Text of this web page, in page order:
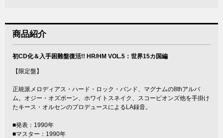
商品紹介
初CD化＆入手困難盤復活!! HR/HM VOL.5：世界15カ国編
【限定盤】
正統派メロディアス・ハード・ロック・バンド、マグナムの8thアルバ
ム。オジー・オズボーン、ホワイトスネイク、スコーピオンズ他を手掛け
たキース・オルセンのプロデュースによるLA録音。
■発表：1990年
■マスター：1990年